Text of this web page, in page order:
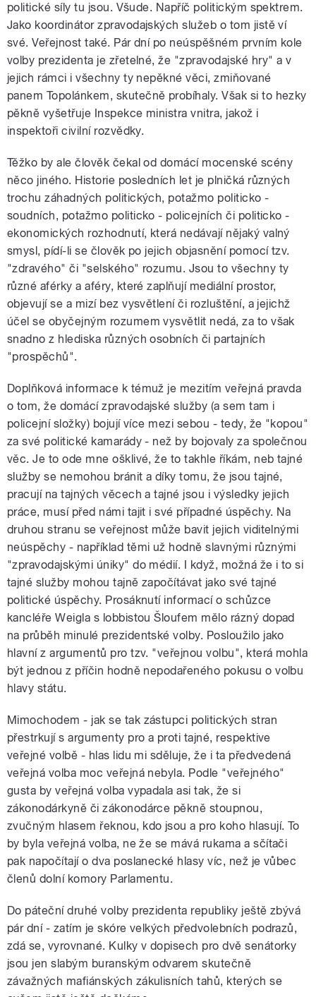
politické síly tu jsou. Všude. Napříč politickým spektrem.
Jako koordinátor zpravodajských služeb o tom jistě ví
své. Veřejnost také. Pár dní po neúspěšném prvním kole
volby prezidenta je zřetelné, že "zpravodajské hry" a v
jejich rámci i všechny ty nepěkné věci, zmiňované
panem Topolánkem, skutečně probíhaly. Však si to hezky
pěkně vyšetřuje Inspekce ministra vnitra, jakož i
inspektoři civilní rozvědky.
Těžko by ale člověk čekal od domácí mocenské scény
něco jiného. Historie posledních let je plničká různých
trochu záhadných politických, potažmo politicko -
soudních, potažmo politicko - policejních či politicko -
ekonomických rozhodnutí, která nedávají nějaký valný
smysl, pídí-li se člověk po jejich objasnění pomocí tzv.
"zdravého" či "selského" rozumu. Jsou to všechny ty
různé aférky a aféry, které zaplňují mediální prostor,
objevují se a mizí bez vysvětlení či rozluštění, a jejichž
účel se obyčejným rozumem vysvětlit nedá, za to však
snadno z hlediska různých osobních či partajních
"prospěchů".
Doplňková informace k témuž je mezitím veřejná pravda
o tom, že domácí zpravodajské služby (a sem tam i
policejní složky) bojují více mezi sebou - tedy, že "kopou"
za své politické kamarády - než by bojovaly za společnou
věc. Je to ode mne ošklivé, že to takhle říkám, neb tajné
služby se nemohou bránit a díky tomu, že jsou tajné,
pracují na tajných věcech a tajné jsou i výsledky jejich
práce, musí před námi tajit i své případné úspěchy. Na
druhou stranu se veřejnost může bavit jejich viditelnými
neúspěchy - například těmi už hodně slavnými různými
"zpravodajskými úniky" do médií. I když, možná že i to si
tajné služby mohou tajně započítávat jako své tajné
politické úspěchy. Prosáknutí informací o schůzce
kancléře Weigla s lobbistou Šloufem mělo rázný dopad
na průběh minulé prezidentské volby. Posloužilo jako
hlavní z argumentů pro tzv. "veřejnou volbu", která mohla
být jednou z příčin hodně nepodařeného pokusu o volbu
hlavy státu.
Mimochodem - jak se tak zástupci politických stran
přestrkují s argumenty pro a proti tajné, respektive
veřejné volbě - hlas lidu mi sděluje, že i ta předvedená
veřejná volba moc veřejná nebyla. Podle "veřejného"
gusta by veřejná volba vypadala asi tak, že si
zákonodárkyně či zákonodárce pěkně stoupnou,
zvučným hlasem řeknou, kdo jsou a pro koho hlasují. To
by byla veřejná volba, ne že se mává rukama a sčítači
pak napočítají o dva poslanecké hlasy víc, než je vůbec
členů dolní komory Parlamentu.
Do páteční druhé volby prezidenta republiky ještě zbývá
pár dní - zatím je skóre velkých předvolebních podrazů,
zdá se, vyrovnané. Kulky v dopisech pro dvě senátorky
jsou jen slabým buranským odvarem skutečně
závažných mafiánských zákulisních tahů, kterých se